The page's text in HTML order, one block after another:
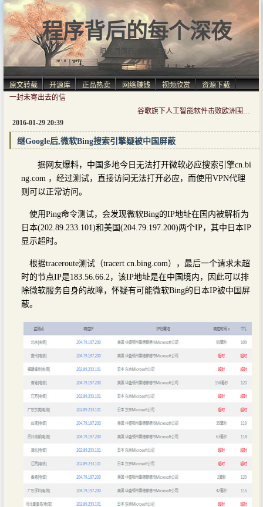
程序背后的每个深夜
阳光洒满肩, 仿佛自由人.
原文转载 开源库 正品热卖 网络赚钱 视频欣赏
资源下载
一封未寄出去的信
谷歌旗下人工智能软件击败欧洲围棋冠军
2016-01-29 20:39
继Google后,微软Bing搜索引擎疑被中国屏蔽
据网友爆料，中国多地今日无法打开微软必应搜索引擎cn.bi
ng.com ，经过测试，直接访问无法打开必应，而使用VPN代理
则可以正常访问。
使用Ping命令测试，会发现微软Bing的IP地址在国内被解析为
日本(202.89.233.101)和美国(204.79.197.200)两个IP，其中日本IP
显示超时。
根据traceroute测试（tracert cn.bing.com），最后一个请求未超
时的节点IP是183.56.66.2，该IP地址是在中国境内，因此可以排
除微软服务自身的故障，怀疑有可能微软Bing的日本IP被中国屏
蔽。